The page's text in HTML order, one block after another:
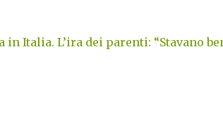
Italia. L’ira dei parenti: “Stavano